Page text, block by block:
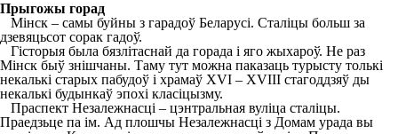
Прыгожы горад
Мінск – самы буйны з гарадоў Беларусі. Сталіцы больш за
дзевяцьсот сорак гадоў.
Гісторыя была бязлітаснай да горада і яго жыхароў. Не раз
Мінск быў знішчаны. Таму тут можна паказаць турысту толькі
некалькі старых пабудоў і храмаў XVІ – XVІІІ стагоддзяў ды
некалькі будынкаў эпохі класіцызму.
Праспект Незалежнасці – цэнтральная вуліца сталіцы.
Праедзьце па ім. Ад плошчы Незалежнасці з Домам урада вы